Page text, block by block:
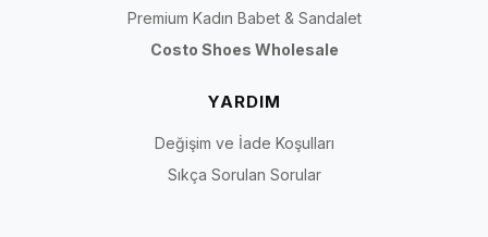
Premium Kadın Babet & Sandalet
Costo Shoes Wholesale
YARDIM
Değişim ve İade Koşulları
Sıkça Sorulan Sorular